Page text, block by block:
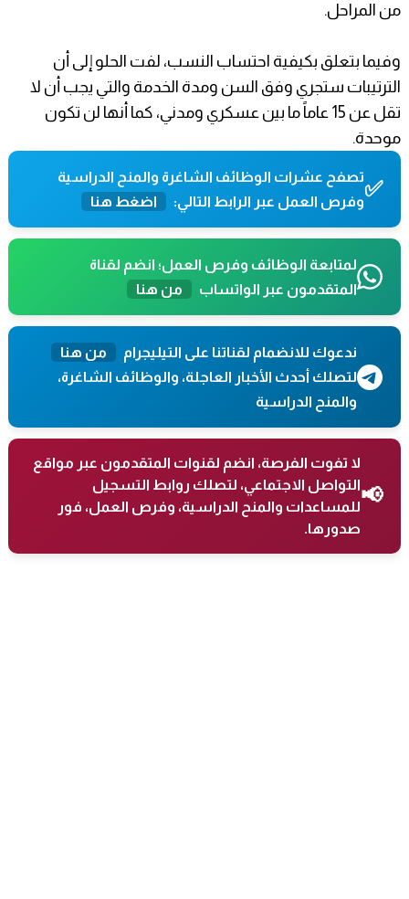
من المراحل.
وفيما بتعلق بكيفية احتساب النسب، لفت الحلو إلى أن
الترتيبات ستجري وفق السن ومدة الخدمة والتي يجب أن لا
تقل عن 15 عاماً ما بين عسكري ومدني، كما أنها لن تكون
موحدة.
✅تصفح عشرات الوظائف الشاغرة والمنح الدراسية
وفرص العمل عبر الرابط التالي:
اضغط هنا
لمتابعة الوظائف وفرص العمل؛ انضم لقناة
المتقدمون عبر الواتساب
من هنا
ندعوك للانضمام لقناتنا على التيليجرام
من هنا
لتصلك أحدث الأخبار العاجلة، والوظائف الشاغرة،
والمنح الدراسية
📢
لا تفوت الفرصة، انضم لقنوات المتقدمون عبر مواقع
التواصل الاجتماعي، لتصلك روابط التسجيل
للمساعدات والمنح الدراسية، وفرص العمل، فور
صدورها.